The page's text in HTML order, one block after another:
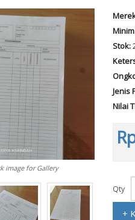
image for Gallery
Stok:
Jenis
Nilai
Qty
+